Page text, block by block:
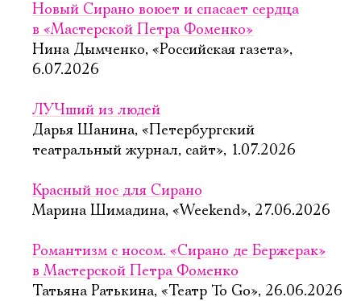
Новый Сирано воюет и спасает сердца
в «Мастерской Петра Фоменко»
Нина Дымченко, «Российская газета»,
6.07.2026
ЛУЧший из людей
Дарья Шанина, «Петербургский
театральный журнал, сайт», 1.07.2026
Красный нос для Сирано
Марина Шимадина, «Weekend», 27.06.2026
Романтизм с носом. «Сирано де Бержерак»
в Мастерской Петра Фоменко
Татьяна Ратькина, «Театр To Go», 26.06.2026